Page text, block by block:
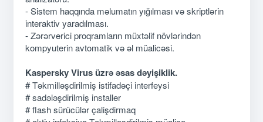
- Sistem haqqında məlumatın yığılması və skriptlərin
interaktiv yaradılması.
- Zərərverici proqramların müxtəlif növlərindən
kompyuterin avtomatik və əl müalicəsi.
Kaspersky Virus üzrə əsas dəyişiklik.
# Təkmilləşdirilmiş istifadəçi interfeysi
# sadələşdirilmiş installer
# flash sürücülər çalişdirmaq